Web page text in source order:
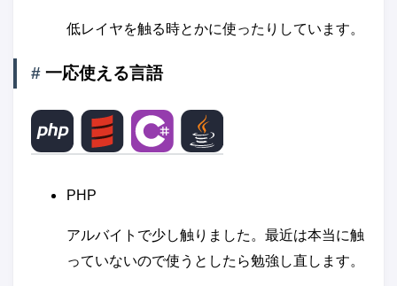
低レイヤを触る時とかに使ったりしています。
# 一応使える言語
PHP
アルバイトで少し触りました。最近は本当に触
っていないので使うとしたら勉強し直します。